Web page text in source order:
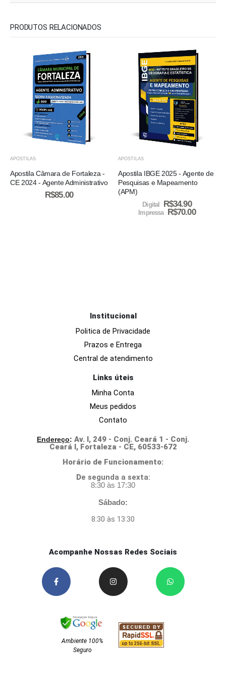
PRODUTOS RELACIONADOS
APOSTILAS
Apostila Câmara de Fortaleza -
CE 2024 - Agente Administrativo
R$85.00
APOSTILAS
Apostila IBGE 2025 - Agente de
Pesquisas e Mapeamento
(APM)
Digital R$34.90
Impressa R$70.00
Institucional
Politica de Privacidade
Prazos e Entrega
Central de atendimento
Links úteis
Minha Conta
Meus pedidos
Contato
Endereço: Av. I, 249 - Conj. Ceará 1 - Conj.
Ceará I, Fortaleza - CE, 60533-672
Horário de Funcionamento:
De segunda a sexta:
8:30 às 17:30
Sábado:
8:30 às 13:30
Acompanhe Nossas Redes Sociais
Ambiente 100%
Seguro